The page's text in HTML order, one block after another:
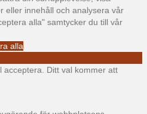
eller innehåll och analysera vår
alla" samtycker du till vår
alla
acceptera. Ditt val kommer att